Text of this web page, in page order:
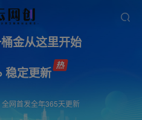
金从这里开始
稳定更新
网首发全年365天更新